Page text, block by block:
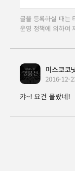
글을 등록하실 때는
운영 정책에 의하여
미스코코
2016-12-
캬~! 요건 몰랐네!